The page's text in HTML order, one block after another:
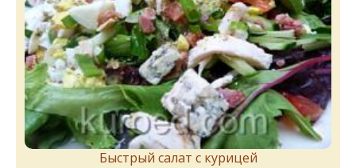
Быстрый салат с курицей